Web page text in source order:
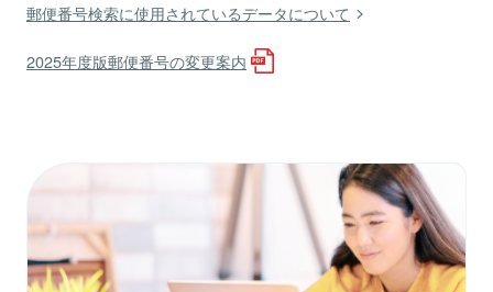
郵便番号検索に使用されているデータについて
2025年度版郵便番号の変更案内